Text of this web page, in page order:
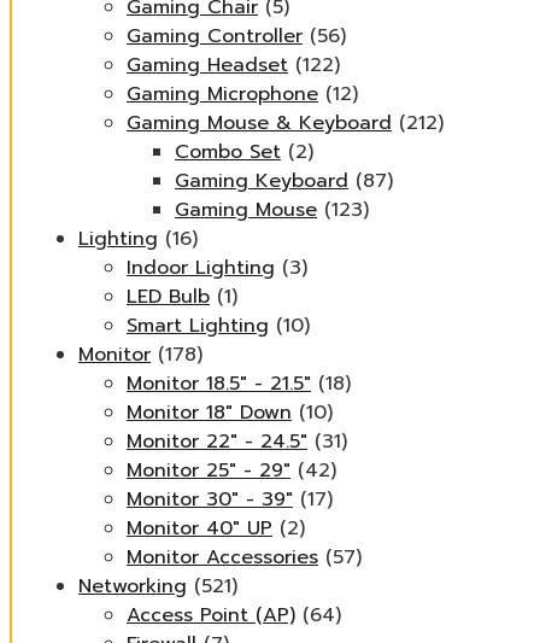
Gaming Chair (5)
Gaming Controller (56)
Gaming Headset (122)
Gaming Microphone (12)
Gaming Mouse & Keyboard (212)
Combo Set (2)
Gaming Keyboard (87)
Gaming Mouse (123)
Lighting (16)
Indoor Lighting (3)
LED Bulb (1)
Smart Lighting (10)
Monitor (178)
Monitor 18.5" - 21.5" (18)
Monitor 18" Down (10)
Monitor 22" - 24.5" (31)
Monitor 25" - 29" (42)
Monitor 30" - 39" (17)
Monitor 40" UP (2)
Monitor Accessories (57)
Networking (521)
Access Point (AP) (64)